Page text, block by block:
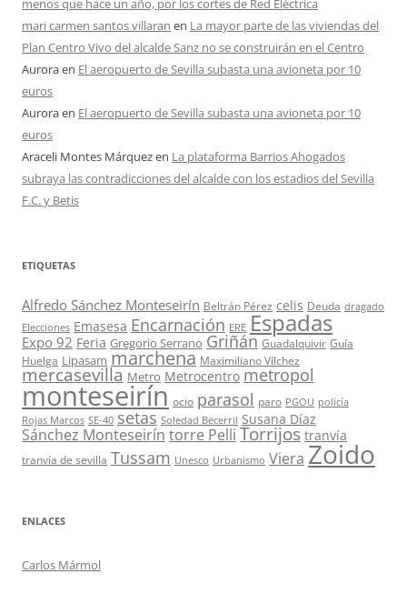
menos que hace un año, por los cortes de Red Eléctrica
mari carmen santos villaran en La mayor parte de las viviendas del
Plan Centro Vivo del alcalde Sanz no se construirán en el Centro
Auroraen El aeropuerto de Sevilla subasta una avioneta por 10
euros
Auroraen El aeropuerto de Sevilla subasta una avioneta por 10
euros
Araceli Montes Márquezen La plataforma Barrios Ahogados
subraya las contradicciones del alcalde con los estadios del Sevilla
F.C. y Betis
ETIQUETAS
Alfredo Sánchez Monteseirín Beltrán Pérez celis Deuda dragado
Elecciones Emasesa Encarnación ERE Espadas
Expo 92 Feria Gregorio Serrano Griñán Guadalquivir Guía
Huelga Lipasam marchena Maximiliano Vílchez
mercasevilla Metro Metrocentro metropol
monteseirín ocio parasol paro PGOU policía
Rojas Marcos SE-40 setas Soledad Becerril Susana Díaz
Sánchez Monteseirín torre Pelli Torrijos tranvía
tranvía de sevilla Tussam Unesco Urbanismo Viera Zoido
ENLACES
Carlos Mármol